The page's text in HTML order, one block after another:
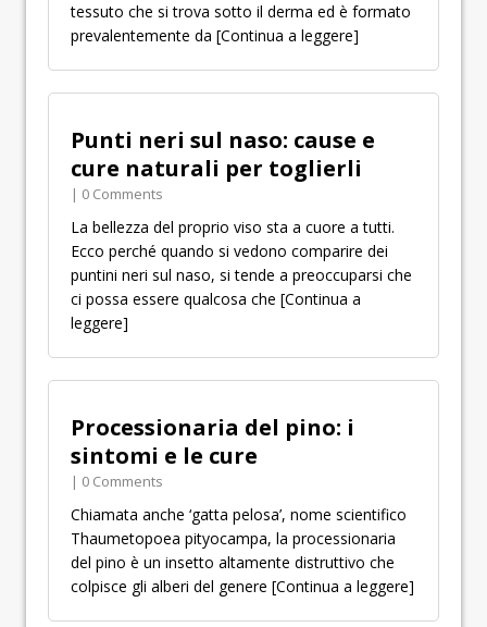
tessuto che si trova sotto il derma ed è formato
prevalentemente da [Continua a leggere]
Punti neri sul naso: cause e
cure naturali per toglierli
| 0 Comments
La bellezza del proprio viso sta a cuore a tutti.
Ecco perché quando si vedono comparire dei
puntini neri sul naso, si tende a preoccuparsi che
ci possa essere qualcosa che [Continua a
leggere]
Processionaria del pino: i
sintomi e le cure
| 0 Comments
Chiamata anche ‘gatta pelosa’, nome scientifico
Thaumetopoea pityocampa, la processionaria
del pino è un insetto altamente distruttivo che
colpisce gli alberi del genere [Continua a leggere]